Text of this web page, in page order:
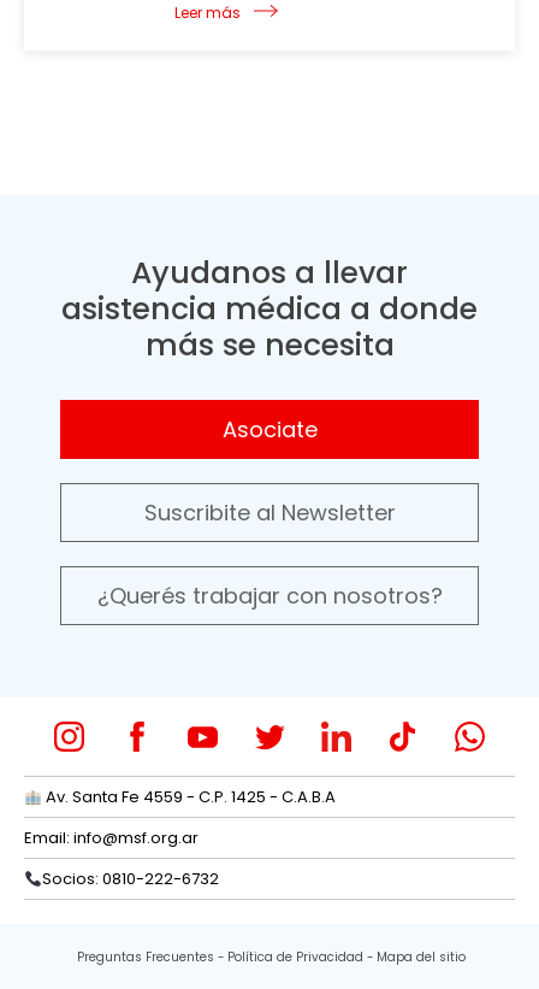
Leer más
Ayudanos a llevar
asistencia médica a donde
más se necesita
Asociate
Suscribite al Newsletter
¿Querés trabajar con nosotros?
Av. Santa Fe 4559 - C.P. 1425 - C.A.B.A
Email: info@msf.org.ar
Socios: 0810-222-6732
Preguntas Frecuentes Política de Privacidad Mapa del sitio